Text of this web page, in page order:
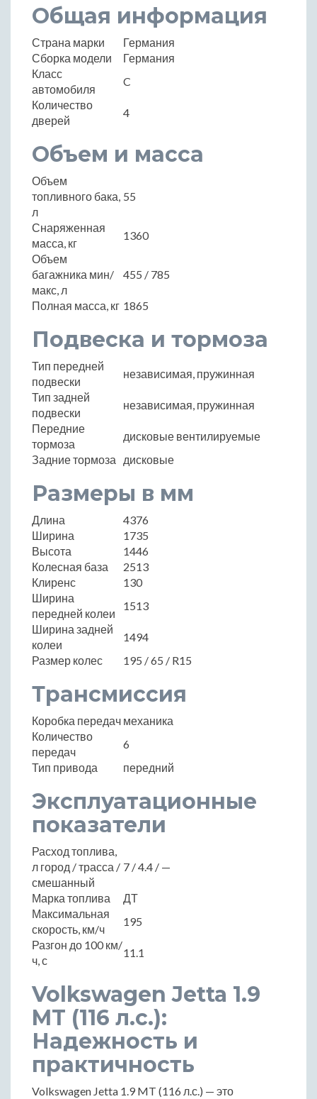
Общая информация
Страна марки
Германия
Сборка модели
Германия
Класс
автомобиля
C
Количество
дверей
4
Объем и масса
Объем
топливного бака,
л
55
Снаряженная
масса, кг
1360
Объем
багажника мин/
макс, л
455 / 785
Полная масса, кг 1865
Подвеска и тормоза
Тип передней
подвески
независимая, пружинная
Тип задней
подвески
независимая, пружинная
Передние
тормоза
дисковые вентилируемые
Задние тормоза
дисковые
Размеры в мм
Длина
4376
Ширина
1735
Высота
1446
Колесная база
2513
Клиренс
130
Ширина
передней колеи
1513
Ширина задней
колеи
1494
Размер колес
195 / 65 / R15
Трансмиссия
Коробка передач механика
Количество
передач
6
Тип привода
передний
Эксплуатационные
показатели
Расход топлива,
л город / трасса /
смешанный
7 / 4.4 / —
Марка топлива
ДТ
Максимальная
скорость, км/ч
195
Разгон до 100 км/
ч, с
11.1
Volkswagen Jetta 1.9
MT (116 л.с.):
Надежность и
практичность
Volkswagen Jetta 1.9 MT (116 л.с.) — это